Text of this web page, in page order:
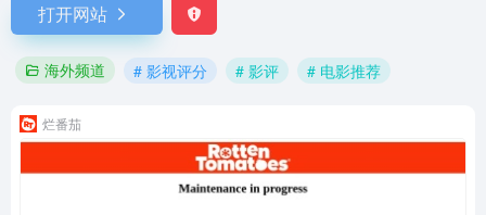
打开网站
海外频道 # 影视评分 # 影评 # 电影推荐
烂番茄